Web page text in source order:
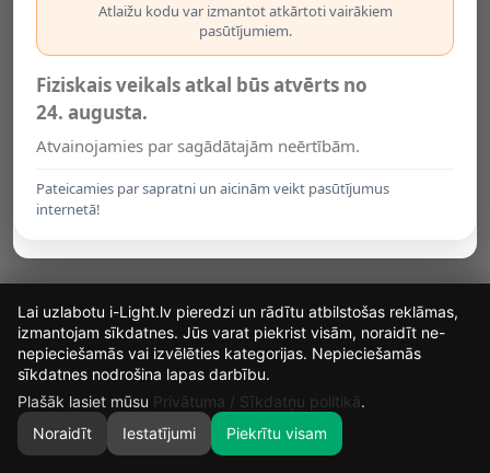
0
Copyright i-Light.lv © 2026 by i-Light.lv SIA
Atlaižu kodu var izmantot atkārtoti vairākiem
pasūtījumiem.
Fiziskais veikals atkal būs atvērts no
24. augusta.
Atvainojamies par sagādātajām neērtībām.
Pateicamies par sapratni un aicinām veikt pasūtījumus
internetā!
16
DIENAS
13
STUNDAS
29
MIN.
57
Lai uzlabotu i-Light.lv pieredzi un rādītu atbilstošas reklāmas,
izmantojam sīkdatnes. Jūs varat piekrist visām, noraidīt ne-
nepieciešamās vai izvēlēties kategorijas. Nepieciešamās
sīkdatnes nodrošina lapas darbību.
Plašāk lasiet mūsu Privātuma / Sīkdatņu politikā.
Noraidīt
Iestatījumi Piekrītu visam